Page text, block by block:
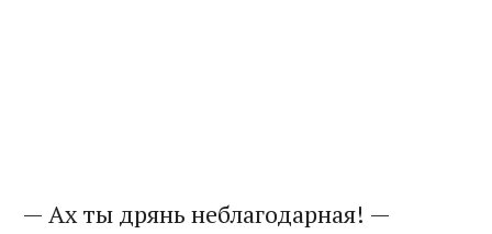
— Ах ты дрянь неблагодарная! —